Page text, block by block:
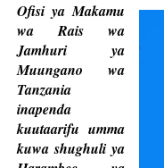
Ofisi ya Makamu
wa Rais wa
Jamhuri ya
Muungano wa
Tanzania
inapenda
kuutaarifu umma
kuwa shughuli ya